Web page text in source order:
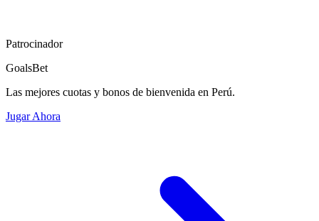
Patrocinador
GoalsBet
Las mejores cuotas y bonos de bienvenida en Perú.
Jugar Ahora